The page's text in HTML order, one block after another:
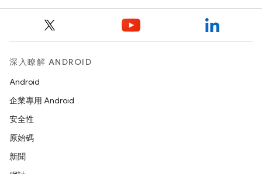
深入瞭解 ANDROID
Android
企業專用 Android
安全性
原始碼
新聞